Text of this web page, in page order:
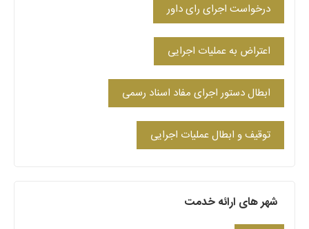
درخواست اجرای رای داور
اعتراض به عملیات اجرایی
ابطال دستور اجرای مفاد اسناد رسمی
توقیف و ابطال عملیات اجرایی
شهر های ارائه خدمت